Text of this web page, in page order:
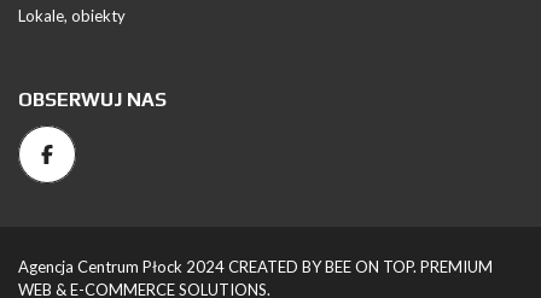
Lokale, obiekty
OBSERWUJ NAS
Agencja Centrum Płock 2024 CREATED BY BEE ON TOP. PREMIUM
WEB & E-COMMERCE SOLUTIONS.